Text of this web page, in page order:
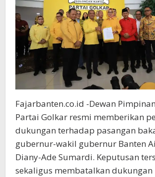
Fajarbanten.co.id -Dewan
Partai Golkar resmi memberikan
dukungan terhadap pasangan
gubernur-wakil gubernur Banten
Diany-Ade Sumardi. Keputusan
sekaligus membatalkan dukungan